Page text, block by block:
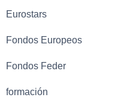
Eurostars
Fondos Europeos
Fondos Feder
formación